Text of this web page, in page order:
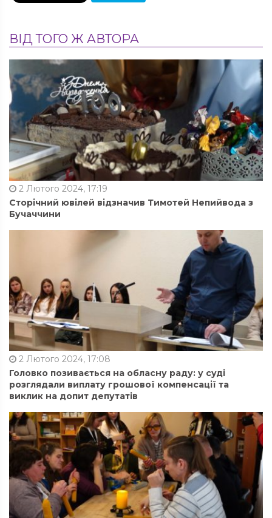
ВІД ТОГО Ж АВТОРА
2 Лютого 2024, 17:19
Сторічний ювілей відзначив Тимотей Непийвода з
Бучаччини
2 Лютого 2024, 17:08
Головко позивається на обласну раду: у суді
розглядали виплату грошової компенсації та
виклик на допит депутатів